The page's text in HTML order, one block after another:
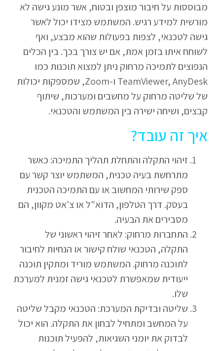
מבוססות על חיבור מוצפן ובטוח, אשר מונע גישה לא
מורשית למידע רגיש. המשתמש מצידו יכול לאשר
גישה לטכנאי, לצפות בפעולות שהוא מבצע, ואף
לשוחח איתו בזמן אמת, אם יש צורך בכך. בין הכלים
הנפוצים לתמיכה מרחוק ניתן למצוא תוכנות כמו
TeamViewer, AnyDesk ו-Zoom, שמספקות יכולות
של שליטה מרחוק על מחשבים ומערכות, שיתוף
קבצים, ושיחה ישירה בין המשתמש והטכנאי.
איך זה עובד?
זיהוי התקלה והתחלת תהליך התמיכה: כאשר
מתרחשת בעיה טכנית, המשתמש יוצר קשר עם
ספק שירותי המחשוב או עם התמיכה הטכנית
בעסק. דרך הטלפון, הדוא"ל או צ'אט מקוון, הם
מסבירים את הבעיה.
התחברות מרחוק: לאחר זיהוי ראשוני של
התקלה, הטכנאי שולח קישור או הנחיות לחיבור
לתוכנה מרחוק. המשתמש מוריד ומתקין תוכנה
ייעודית שמאפשרת לטכנאי גישה זמנית למערכת
שלו.
שליטה ובדיקת המערכת: הטכנאי מקבל שליטה
על המחשב ומתחיל לבחון את התקלה. הוא יכול
לבדוק את יומני השגיאות, להפעיל תוכנות